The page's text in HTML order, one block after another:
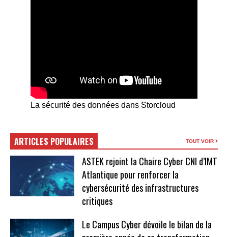
La sécurité des données dans Storcloud
ARTICLES POPULAIRES TOUT VOIR
ASTEK rejoint la Chaire Cyber CNI d’IMT
Atlantique pour renforcer la
cybersécurité des infrastructures
critiques
Le Campus Cyber dévoile le bilan de la